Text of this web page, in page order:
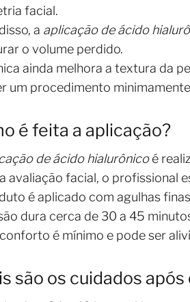
facial.
a aplicação de ácido
o volume perdido.
ainda melhora a textura da
um procedimento
é feita a aplicação?
de ácido hialurônicoé
avaliação facial, o profissional
é aplicado com agulhas
dura cerca de 30 a 45
é mínimo e pode ser
são os cuidados